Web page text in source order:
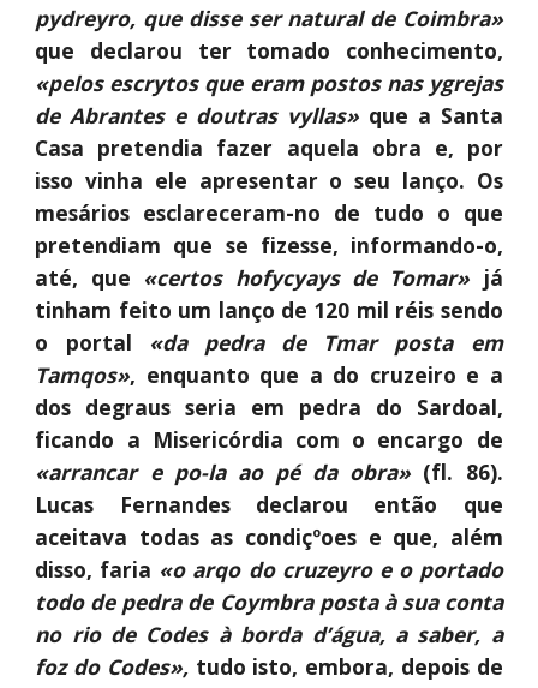
pydreyro, que disse ser natural de Coimbra»
que declarou ter tomado conhecimento,
«pelos escrytos que eram postos nas ygrejas
de Abrantes e doutras vyllas» que a Santa
Casa pretendia fazer aquela obra e, por
isso vinha ele apresentar o seu lanço. Os
mesários esclareceram-no de tudo o que
pretendiam que se fizesse, informando-o,
até, que «certos hofycyays de Tomar» já
tinham feito um lanço de 120 mil réis sendo
o portal «da pedra de Tmar posta em
Tamqos», enquanto que a do cruzeiro e a
dos degraus seria em pedra do Sardoal,
ficando a Misericórdia com o encargo de
«arrancar e po-la ao pé da obra» (fl. 86).
Lucas Fernandes declarou então que
aceitava todas as condiçºoes e que, além
disso, faria «o arqo do cruzeyro e o portado
todo de pedra de Coymbra posta à sua conta
no rio de Codes à borda d’água, a saber, a
foz do Codes», tudo isto, embora, depois de